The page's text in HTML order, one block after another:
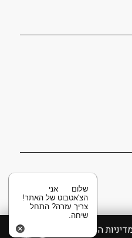
הפרטיות. המשך שימוש
שלום
אני
הצ'אטבוט של האתר!
צריך עזרה? התחל
שיחה.